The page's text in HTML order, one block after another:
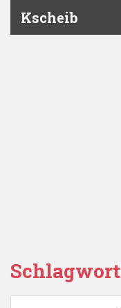
Kscheib